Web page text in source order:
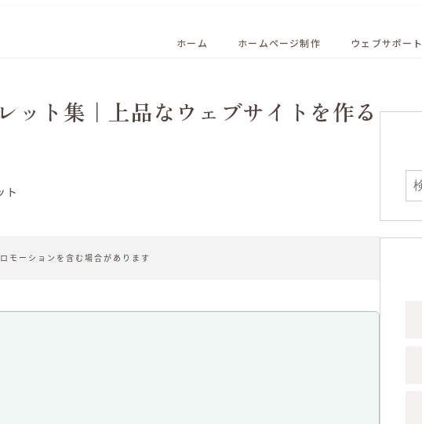
ホーム ホームページ制作 ウェブサポート
ット集｜上品なウェブサイトを作る
ト
モーションを含む場合があります
検
索